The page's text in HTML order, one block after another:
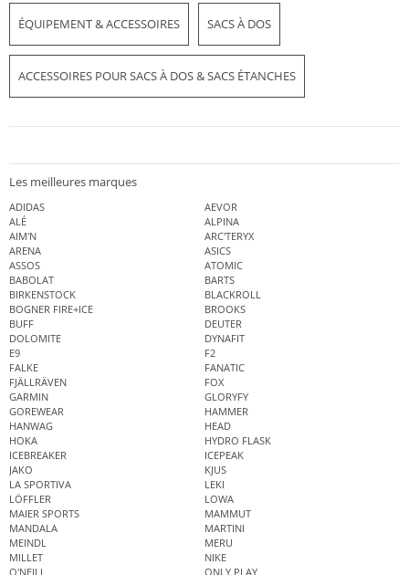
ÉQUIPEMENT & ACCESSOIRES SACS À DOS
ACCESSOIRES POUR SACS À DOS & SACS ÉTANCHES
Les meilleures marques
ADIDAS
AEVOR
ALÉ
ALPINA
AIM'N
ARC'TERYX
ARENA
ASICS
ASSOS
ATOMIC
BABOLAT
BARTS
BIRKENSTOCK
BLACKROLL
BOGNER FIRE+ICE
BROOKS
BUFF
DEUTER
DOLOMITE
DYNAFIT
E9
F2
FALKE
FANATIC
FJÄLLRÄVEN
FOX
GARMIN
GLORYFY
GOREWEAR
HAMMER
HANWAG
HEAD
HOKA
HYDRO FLASK
ICEBREAKER
ICEPEAK
JAKO
KJUS
LA SPORTIVA
LEKI
LÖFFLER
LOWA
MAIER SPORTS
MAMMUT
MANDALA
MARTINI
MEINDL
MERU
MILLET
NIKE
O'NEILL
ONLY PLAY